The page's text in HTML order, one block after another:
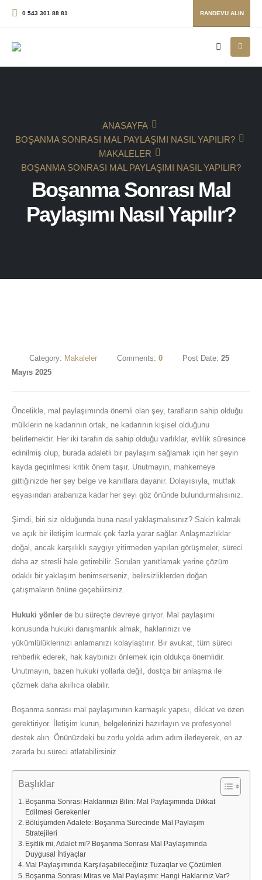
0 543 301 88 81 RANDEVU ALIN
ANASAYFA
BOŞANMA SONRASI MAL PAYLAŞIMI NASIL YAPILIR?
MAKALELER
BOŞANMA SONRASI MAL PAYLAŞIMI NASIL YAPILIR?
Boşanma Sonrası Mal
Paylaşımı Nasıl Yapılır?
Category: Makaleler Comments: 0 Post Date: 25
Mayıs 2025
Öncelikle, mal paylaşımında önemli olan şey, tarafların sahip olduğu
mülklerin ne kadarının ortak, ne kadarının kişisel olduğunu
belirlemektir. Her iki tarafın da sahip olduğu varlıklar, evlilik süresince
edinilmiş olup, burada adaletli bir paylaşım sağlamak için her şeyin
kayda geçirilmesi kritik önem taşır. Unutmayın, mahkemeye
gittiğinizde her şey belge ve kanıtlara dayanır. Dolayısıyla, mutfak
eşyasından arabanıza kadar her şeyi göz önünde bulundurmalısınız.
Şimdi, biri siz olduğunda buna nasıl yaklaşmalısınız? Sakin kalmak
ve açık bir iletişim kurmak çok fazla yarar sağlar. Anlaşmazlıklar
doğal, ancak karşılıklı saygıyı yitirmeden yapılan görüşmeler, süreci
daha az stresli hale getirebilir. Soruları yanıtlamak yerine çözüm
odaklı bir yaklaşım benimserseniz, belirsizliklerden doğan
çatışmaların önüne geçebilirsiniz.
Hukuki yönler de bu süreçte devreye giriyor. Mal paylaşımı
konusunda hukuki danışmanlık almak, haklarınızı ve
yükümlülüklerinizi anlamanızı kolaylaştırır. Bir avukat, tüm süreci
rehberlik ederek, hak kaybınızı önlemek için oldukça önemlidir.
Unutmayın, bazen hukuki yollarla değil, dostça bir anlaşma ile
çözmek daha akıllıca olabilir.
Boşanma sonrası mal paylaşımının karmaşık yapısı, dikkat ve özen
gerektiriyor. İletişim kurun, belgelerinizi hazırlayın ve profesyonel
destek alın. Önünüzdeki bu zorlu yolda adım adım ilerleyerek, en az
zararla bu süreci atlatabilirsiniz.
Başlıklar
Boşanma Sonrası Haklarınızı Bilin: Mal Paylaşımında Dikkat
Edilmesi Gerekenler
Bölüşümden Adalete: Boşanma Sürecinde Mal Paylaşım
Stratejileri
Eşitlik mi, Adalet mi? Boşanma Sonrası Mal Paylaşımında
Duygusal İhtiyaçlar
Mal Paylaşımında Karşılaşabileceğiniz Tuzaqlar ve Çözümleri
Boşanma Sonrası Miras ve Mal Paylaşımı: Hangi Haklarınız Var?